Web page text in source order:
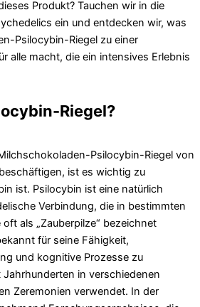
Produkt? Tauchen wir in die
ein und entdecken wir, was
Psilocybin-Riegel zu einer
alle macht, die ein intensives Erlebnis
Riegel?
Psilocybin-Riegel von
ist es wichtig zu
ist. Psilocybin ist eine natürlich
Verbindung, die in bestimmten
als „Zauberpilze“ bezeichnet
für seine Fähigkeit,
und kognitive Prozesse zu
in verschiedenen
Zeremonien verwendet. In der